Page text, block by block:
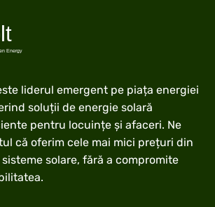
liderul emergent pe piața energiei
soluții de energie solară
pentru locuințe și afaceri. Ne
că oferim cele mai mici prețuri din
solare, fără a compromite